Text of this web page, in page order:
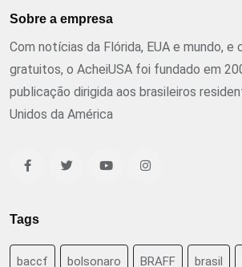
Sobre a empresa
Com notícias da Flórida, EUA e mundo, e
gratuitos, o AcheiUSA foi fundado em
publicação dirigida aos brasileiros
Unidos da América
Tags
baccf bolsonaro BRAFF brasil